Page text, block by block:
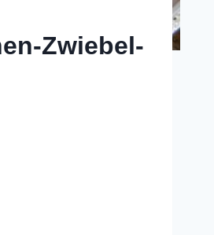
Zwiebel-